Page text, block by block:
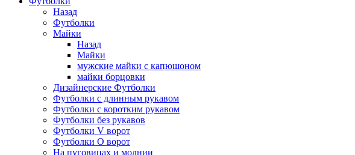
Назад
Футболки
Майки
Назад
Майки
мужские майки с капюшоном
майки борцовки
Дизайнерские Футболки
Футболки с длинным рукавом
Футболки с коротким рукавом
Футболки без рукавов
Футболки V ворот
Футболки O ворот
На пуговицах и молнии